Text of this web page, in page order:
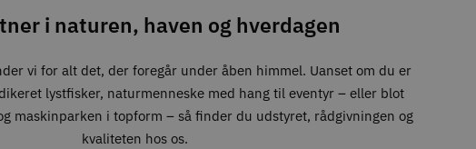
i naturen, haven og hverdagen
vi for alt det, der foregår under åben himmel. Uanset om du er
lystfisker, naturmenneske med hang til eventyr – eller blot
maskinparken i topform – så finder du udstyret, rådgivningen og
kvaliteten hos os.